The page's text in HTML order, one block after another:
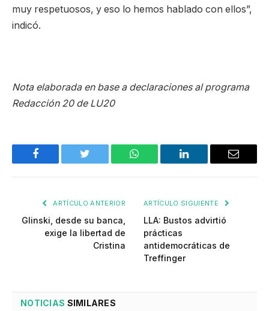
muy respetuosos, y eso lo hemos hablado con ellos”,
indicó.
Nota elaborada en base a declaraciones al programa
Redacción 20 de LU20
Facebook Twitter WhatsApp LinkedIn Email
ARTÍCULO ANTERIOR
Glinski, desde su banca,
exige la libertad de
Cristina
ARTÍCULO SIGUIENTE
LLA: Bustos advirtió
prácticas
antidemocráticas de
Treffinger
NOTICIAS SIMILARES